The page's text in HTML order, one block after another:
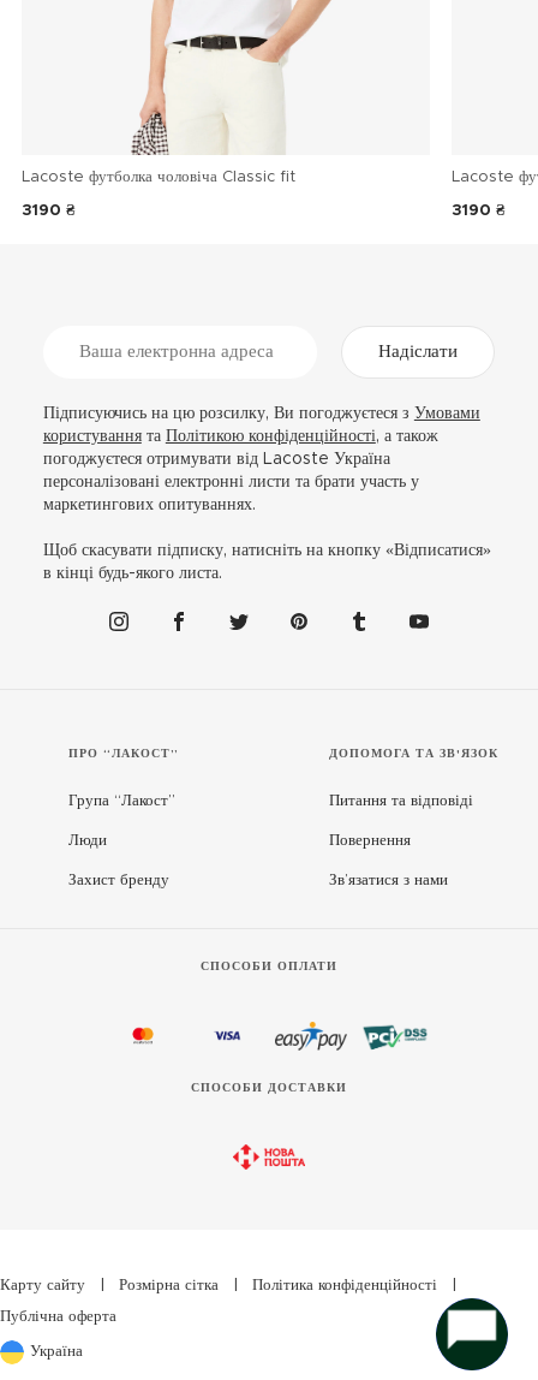
Lacoste футболка чоловіча Classic fit
3190 ₴
Lacoste
3190 ₴
Надіслати
Підписуючись на цю розсилку, Ви погоджуєтеся з Умовами
користуваннята Політикою конфіденційності, а також
погоджуєтеся отримувати від Lacoste Україна
персоналізовані електронні листи та брати участь у
маркетингових опитуваннях.
Щоб скасувати підписку, натисніть на кнопку «Відписатися»
в кінці будь-якого листа.
ПРО “ЛАКОСТ”
Група “Лакост”
Люди
Захист бренду
ДОПОМОГА ТА ЗВ'ЯЗОК
Питання та відповіді
Повернення
Зв’язатися з нами
СПОСОБИ ОПЛАТИ
СПОСОБИ ДОСТАВКИ
Карту сайту Розмірна сітка Політика конфіденційності
Публічна оферта
Україна